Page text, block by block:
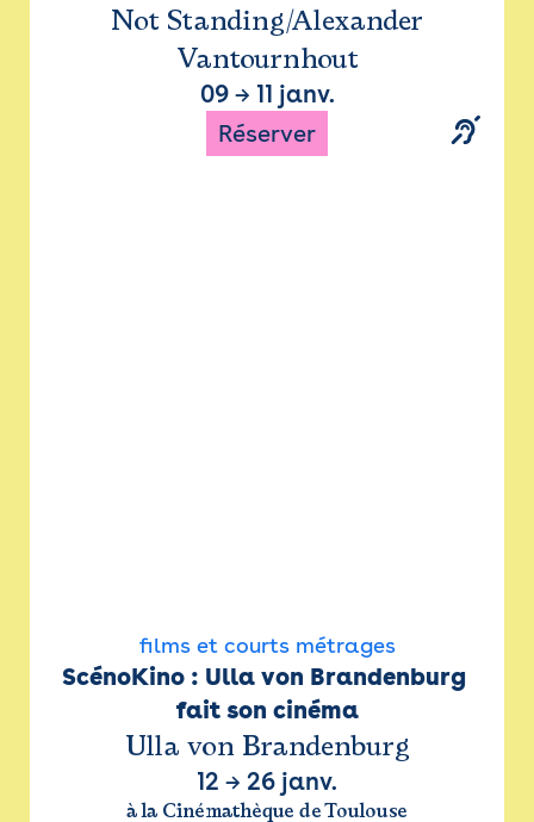
Not Standing/Alexander
Vantournhout
09→ 11 janv.
Réserver
films et courts métrages
ScénoKino : Ulla von Brandenburg
fait son cinéma
Ulla von Brandenburg
12 → 26 janv.
à la Cinémathèque de Toulouse